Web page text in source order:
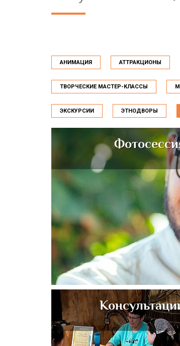
АНИМАЦИЯ АТТРАКЦИОНЫ
ТВОРЧЕСКИЕ МАСТЕР-КЛАССЫ
ЭКСКУРСИИ ЭТНОДВОРЫ